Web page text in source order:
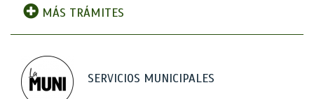
MÁS TRÁMITES
SERVICIOS MUNICIPALES